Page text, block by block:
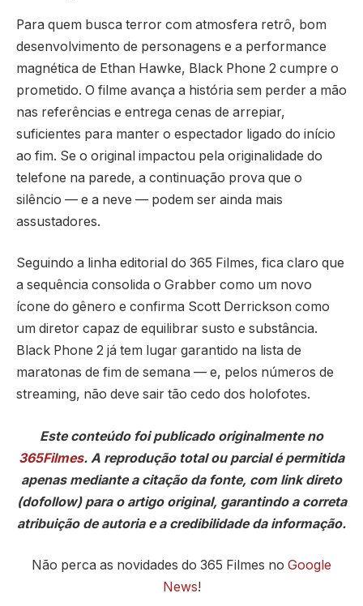
Para quem busca terror com atmosfera retrô, bom
desenvolvimento de personagens e a performance
magnética de Ethan Hawke, Black Phone 2 cumpre o
prometido. O filme avança a história sem perder a mão
nas referências e entrega cenas de arrepiar,
suficientes para manter o espectador ligado do início
ao fim. Se o original impactou pela originalidade do
telefone na parede, a continuação prova que o
silêncio — e a neve — podem ser ainda mais
assustadores.
Seguindo a linha editorial do 365 Filmes, fica claro que
a sequência consolida o Grabber como um novo
ícone do gênero e confirma Scott Derrickson como
um diretor capaz de equilibrar susto e substância.
Black Phone 2 já tem lugar garantido na lista de
maratonas de fim de semana — e, pelos números de
streaming, não deve sair tão cedo dos holofotes.
Este conteúdo foi publicado originalmente no
365Filmes. A reprodução total ou parcial é permitida
apenas mediante a citação da fonte, com link direto
(dofollow) para o artigo original, garantindo a correta
atribuição de autoria e a credibilidade da informação.
Não perca as novidades do 365 Filmes no Google
News!